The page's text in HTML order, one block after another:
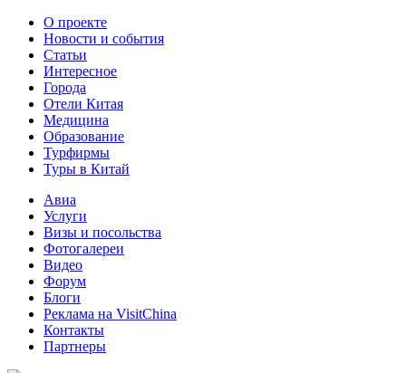
О проекте
Новости и события
Статьи
Интересное
Города
Отели Китая
Медицина
Образование
Турфирмы
Туры в Китай
Авиа
Услуги
Визы и посольства
Фотогалереи
Видео
Форум
Блоги
Реклама на VisitChina
Контакты
Партнеры